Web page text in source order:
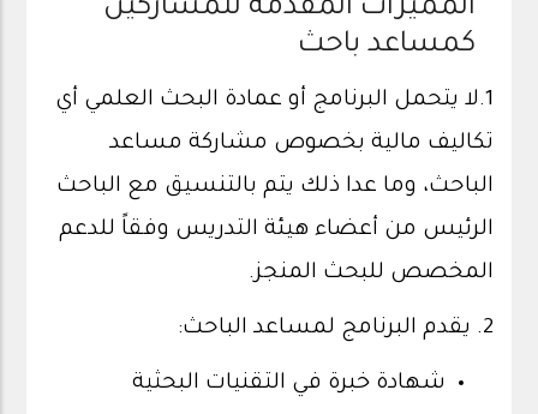
المميزات المقدمة للمشاركين
كمساعد باحث
1.لا يتحمل البرنامج أو عمادة البحث العلمي أي
تكاليف مالية بخصوص مشاركة مساعد
الباحث، وما عدا ذلك يتم بالتنسيق مع الباحث
الرئيس من أعضاء هيئة التدريس وفقاً للدعم
المخصص للبحث المنجز.
2. يقدم البرنامج لمساعد الباحث:
شهادة خبرة في التقنيات البحثية